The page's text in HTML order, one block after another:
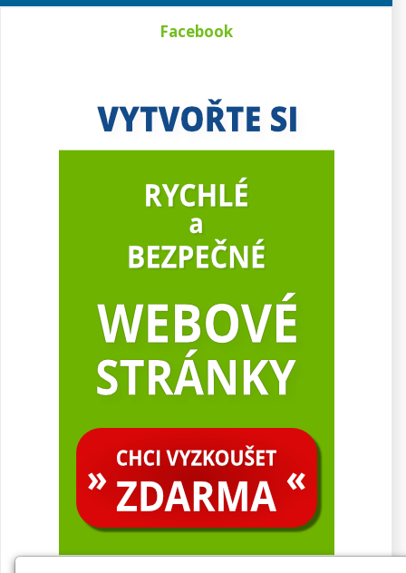
Facebook